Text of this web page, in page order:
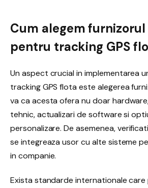
Cum alegem
pentru tracking GPS
Un aspect crucial in implementarea
tracking GPS flota este alegerea
va ca acesta ofera nu doar
tehnic, actualizari de software si
personalizare. De asemenea,
se integreaza usor cu alte sisteme
in companie.
Exista standarde internationale care